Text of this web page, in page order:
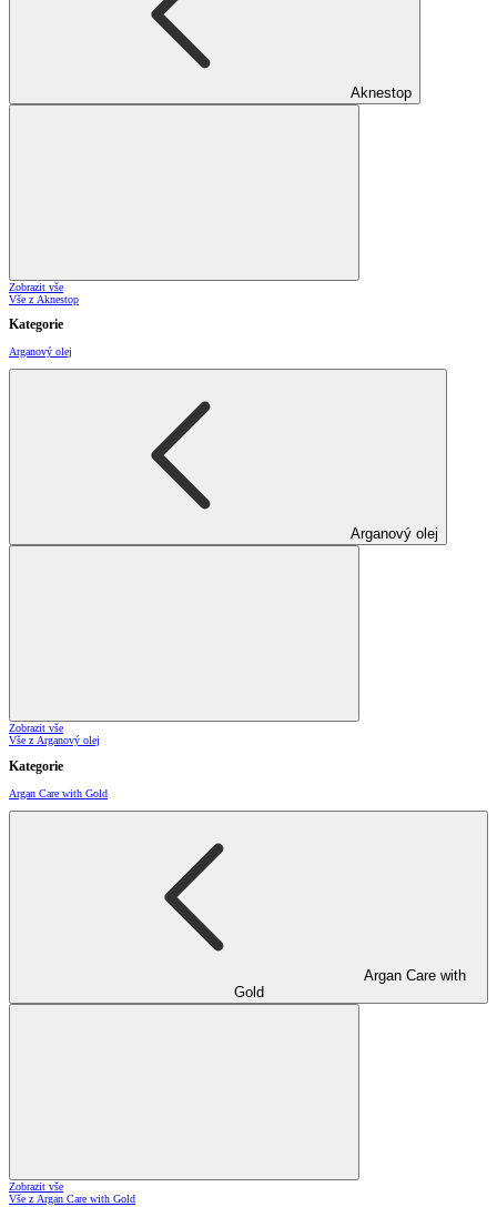
Aknestop
Zobrazit vše
Vše z Aknestop
Kategorie
Arganový olej
Arganový olej
Zobrazit vše
Vše z Arganový olej
Kategorie
Argan Care with Gold
Argan Care with
Gold
Zobrazit vše
Vše z Argan Care with Gold